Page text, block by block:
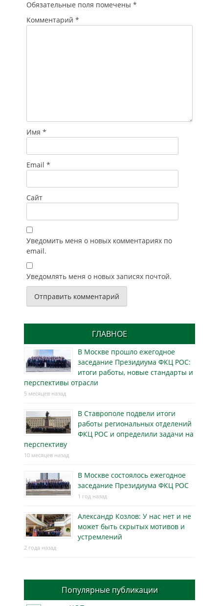
Обязательные поля помечены *
Комментарий *
Имя *
Email *
Сайт
Уведомить меня о новых комментариях по
email.
Уведомлять меня о новых записях почтой.
ГЛАВНОЕ
В Москве прошло ежегодное
заседание Президиума ФКЦ РОС:
итоги работы, новые стандарты и
перспективы отрасли
5 месяцев назад
В Ставрополе подвели итоги
работы региональных отделений
ФКЦ РОС и определили задачи на
перспективу
10 месяцев назад
В Москве состоялось ежегодное
заседание Президиума ФКЦ РОС
1 год назад
Александр Козлов: У нас нет и не
может быть скрытых мотивов и
устремлений
2 года назад
Популярные публикации